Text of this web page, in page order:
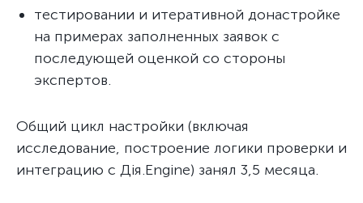
тестировании и итеративной донастройке
на примерах заполненных заявок с
последующей оценкой со стороны
экспертов.
Общий цикл настройки (включая
исследование, построение логики проверки и
интеграцию с Дія.Engine) занял 3,5 месяца.